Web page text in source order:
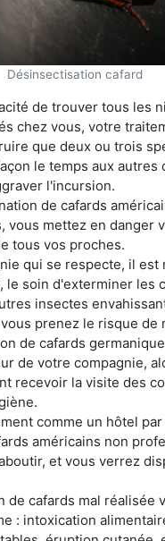
Désinsectisation cafard
de trouver tous les
chez vous, votre
que deux ou trois
le temps aux autres
l'incursion.
de cafards
vous mettez en danger
tous vos proches.
qui se respecte, il est
le soin d'exterminer les
insectes
prenez le risque de
de cafards
de votre compagnie,
recevoir la visite des
comme un hôtel
américains non
et vous verrez
de cafards mal réalisée
: intoxication